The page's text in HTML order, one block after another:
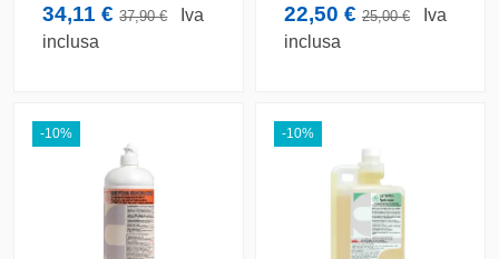
34,11 €37,90 €
Iva
inclusa
22,50 €25,00 €
Iva
inclusa
-10% -10%